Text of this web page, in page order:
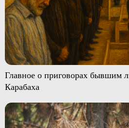
Главное о приговорах бывшим
Карабаха